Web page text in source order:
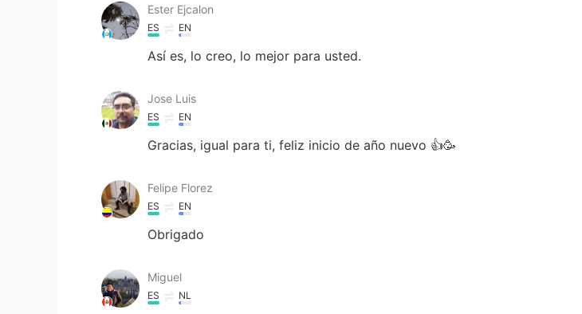
Ester Ejcalon
ES EN
Así es, lo creo, lo mejor para usted.
Jose Luis
ES EN
Gracias, igual para ti, feliz inicio de año nuevo 👍🥳
Felipe Florez
ES EN
Obrigado
Miguel
ES NL